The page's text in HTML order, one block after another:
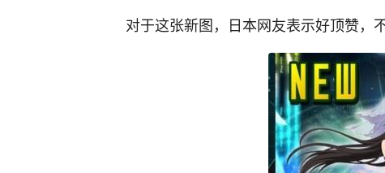
对于这张新图，日本网友表示好顶赞，